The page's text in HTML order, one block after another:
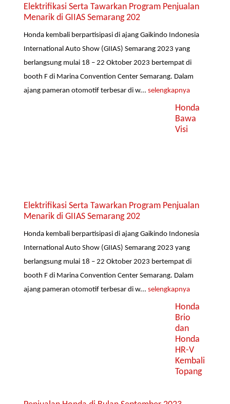
Elektrifikasi Serta Tawarkan Program Penjualan
Menarik di GIIAS Semarang 202
Honda kembali berpartisipasi di ajang Gaikindo Indonesia
International Auto Show (GIIAS) Semarang 2023 yang
berlangsung mulai 18 – 22 Oktober 2023 bertempat di
booth F di Marina Convention Center Semarang. Dalam
ajang pameran otomotif terbesar di w...selengkapnya
Honda
Bawa
Visi
Elektrifikasi Serta Tawarkan Program Penjualan
Menarik di GIIAS Semarang 202
Honda kembali berpartisipasi di ajang Gaikindo Indonesia
International Auto Show (GIIAS) Semarang 2023 yang
berlangsung mulai 18 – 22 Oktober 2023 bertempat di
booth F di Marina Convention Center Semarang. Dalam
ajang pameran otomotif terbesar di w...selengkapnya
Honda
Brio
dan
Honda
HR-V
Kembali
Topang